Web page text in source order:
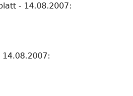
- 14.08.2007:
14.08.2007: